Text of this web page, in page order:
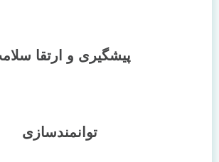
پیشگیری و ارتقا
توانمندسازی